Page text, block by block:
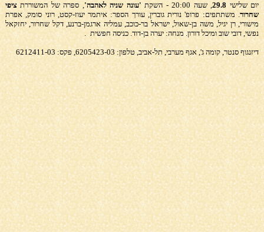
יום שלישי 29.8, שעה 20:00 - השקת 'עונה שניה לאהבה', ספרה של המשוררתציפי
שחרור. משתתפים: פרופ' נורית גוברין, עורך הספר: איתמר יעוז-קסט, רוני סומק, אפרת
מישורי, רן יגיל, משה בן-שאול, ישראל בר-כוכב, עמליה ארגמן-ברנע, דקל שחרור, יחזקאל
נפשי, דובי שוב ומיכל דורון. מנחה: יערה בן-דוד. כניסה חפשית .
דיזנגוף סנטר, קומה ג', אגף מערבי, תל-אביב, טלפון: 6205423-03, פקס: 6212411-03